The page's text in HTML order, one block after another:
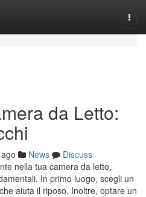
da Letto:
News
Discuss
nella tua camera da letto,
In primo luogo, scegli un
aiuta il riposo. Inoltre, optare un